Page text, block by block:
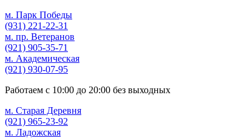
м. Парк Победы
(931) 221-22-31
м. пр. Ветеранов
(921) 905-35-71
м. Академическая
(921) 930-07-95
Работаем с 10:00 до 20:00 без выходных
м. Старая Деревня
(921) 965-23-92
м. Ладожская